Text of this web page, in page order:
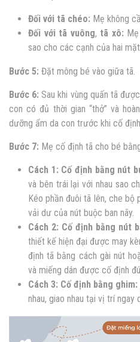
Đối với tã chéo: Mẹ không
Đối với tã vuông, tã xô:
sao cho các cạnh của hai
Bước 5: Đặt mông bé vào giữa tã.
Bước 6: Sau khi vùng quấn tã
con có đủ thời gian “thở” và
dưỡng ẩm da con trước khi cố
Bước 7: Mẹ cố định tã cho bé
Cách 1: Cố định bằng nút
và bên trái lại với nhau sao
Kéo phần đuôi tã lên, che bộ
vải dư của nút buộc ban nãy.
Cách 2: Cố định bằng nút
thiết kế hiện đại được may
định tã bằng cách gài nút
và miếng dán được cố định
Cách 3: Cố định bằng ghim:
nhau, giao nhau tại vị trí ngay